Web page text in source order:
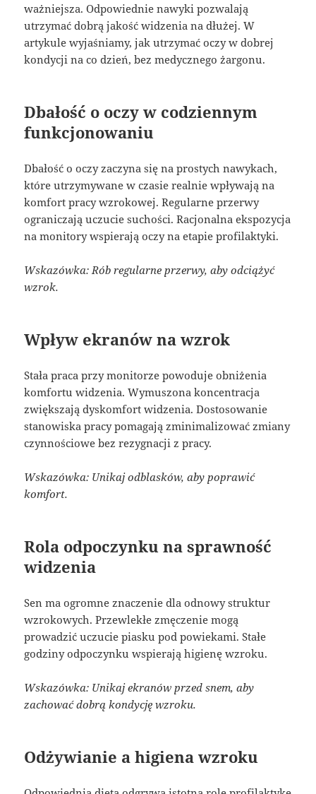
ważniejsza. Odpowiednie nawyki pozwalają
utrzymać dobrą jakość widzenia na dłużej. W
artykule wyjaśniamy, jak utrzymać oczy w dobrej
kondycji na co dzień, bez medycznego żargonu.
Dbałość o oczy w codziennym
funkcjonowaniu
Dbałość o oczy zaczyna się na prostych nawykach,
które utrzymywane w czasie realnie wpływają na
komfort pracy wzrokowej. Regularne przerwy
ograniczają uczucie suchości. Racjonalna ekspozycja
na monitory wspierają oczy na etapie profilaktyki.
Wskazówka: Rób regularne przerwy, aby odciążyć
wzrok.
Wpływ ekranów na wzrok
Stała praca przy monitorze powoduje obniżenia
komfortu widzenia. Wymuszona koncentracja
zwiększają dyskomfort widzenia. Dostosowanie
stanowiska pracy pomagają zminimalizować zmiany
czynnościowe bez rezygnacji z pracy.
Wskazówka: Unikaj odblasków, aby poprawić
komfort.
Rola odpoczynku na sprawność
widzenia
Sen ma ogromne znaczenie dla odnowy struktur
wzrokowych. Przewlekłe zmęczenie mogą
prowadzić uczucie piasku pod powiekami. Stałe
godziny odpoczynku wspierają higienę wzroku.
Wskazówka: Unikaj ekranów przed snem, aby
zachować dobrą kondycję wzroku.
Odżywianie a higiena wzroku